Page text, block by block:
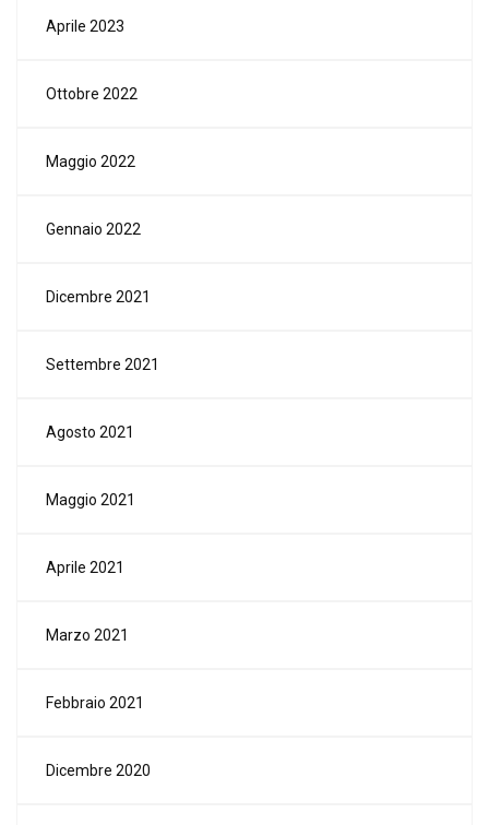
Aprile 2023
Ottobre 2022
Maggio 2022
Gennaio 2022
Dicembre 2021
Settembre 2021
Agosto 2021
Maggio 2021
Aprile 2021
Marzo 2021
Febbraio 2021
Dicembre 2020